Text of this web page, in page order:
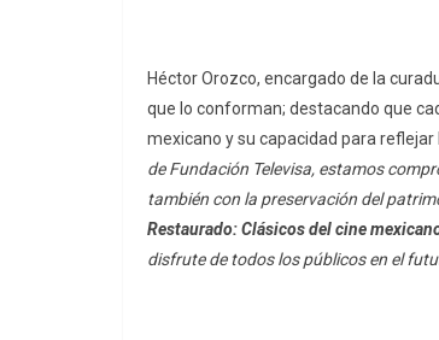
Héctor Orozco, encargado de la
que lo conforman; destacando que
mexicano y su capacidad para
de Fundación Televisa, estamos
también con la preservación del
Restaurado: Clásicos del cine
disfrute de todos los públicos en el